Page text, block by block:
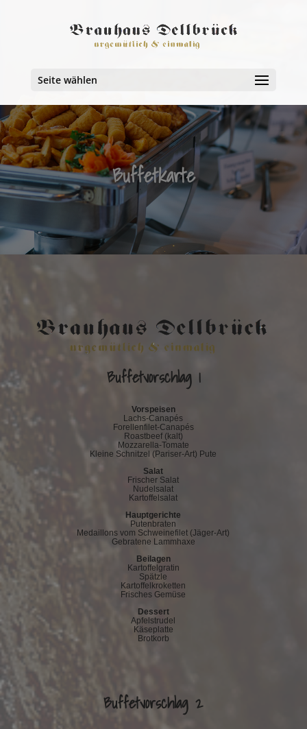
Seite wählen
Buffetkarte
Buffetvorschlag 1
Vorspeisen
Lachs-Canapés
Forellenfilet-Canapés
Roastbeef (kalt)
Mozzarella-Tomate
Kleine Schnitzel (Pariser-Art) Pute
Salat
Frischer Salat
Nudelsalat
Kartoffelsalat
Hauptgerichte
Putenbraten
Medaillons vom Schweinefilet (Jäger-Art)
Gebratene Lammhaxe
Beilagen
Kartoffelgratin
Spätzle
Kartoffelkroketten
Frisches Gemüse
Dessert
Apfelstrudel
Käseplatte
Brotkorb
Buffetvorschlag 2